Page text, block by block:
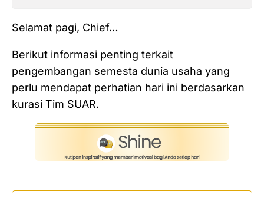
Selamat pagi, Chief…
Berikut informasi penting terkait
pengembangan semesta dunia usaha yang
perlu mendapat perhatian hari ini berdasarkan
kurasi Tim SUAR.